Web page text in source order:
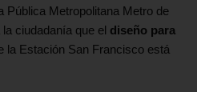
Pública Metropolitana Metro de
ciudadanía que el diseño para
la Estación San Francisco está